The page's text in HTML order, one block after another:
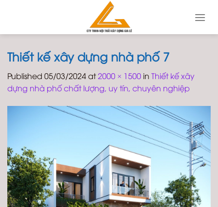
Thiết kế xây dựng nhà phố 7
Published 05/03/2024at2000 × 1500 in Thiết kế xây
dựng nhà phố chất lượng, uy tín, chuyên nghiệp